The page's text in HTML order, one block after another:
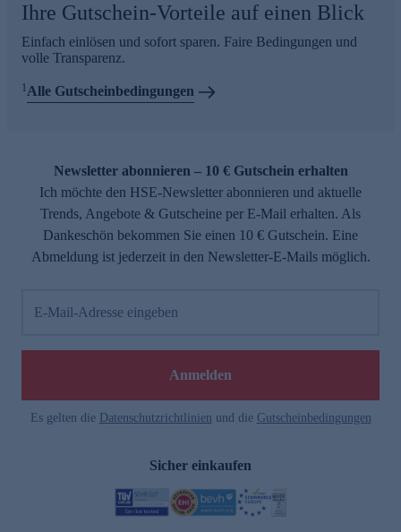
Ihre Gutschein-Vorteile auf einen Blick
Einfach einlösen und sofort sparen. Faire Bedingungen und
volle Transparenz.
1Alle Gutscheinbedingungen
Newsletter abonnieren – 10 € Gutschein erhalten
Ich möchte den HSE-Newsletter abonnieren und aktuelle
Trends, Angebote & Gutscheine per E-Mail erhalten. Als
Dankeschön bekommen Sie einen 10 € Gutschein. Eine
Abmeldung ist jederzeit in den Newsletter-E-Mails möglich.
E-Mail-Adresse eingeben
Anmelden
Es gelten die Datenschutzrichtlinien und die Gutscheinbedingungen
Sicher einkaufen